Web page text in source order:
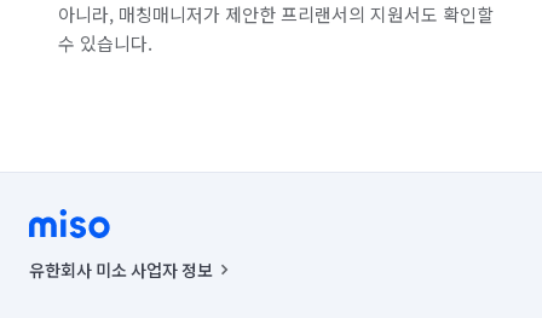
아니라, 매칭매니저가 제안한 프리랜서의 지원서도 확인할
수 있습니다.
유한회사 미소 사업자 정보